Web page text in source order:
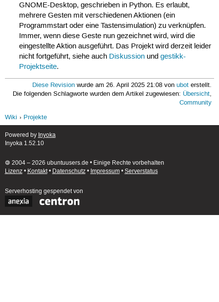
GNOME-Desktop, geschrieben in Python. Es erlaubt,
mehrere Gesten mit verschiedenen Aktionen (ein
Programmstart oder eine Tastensimulation) zu verknüpfen.
Immer, wenn diese Geste nun gezeichnet wird, wird die
eingestellte Aktion ausgeführt. Das Projekt wird derzeit leider
nicht fortgeführt, siehe auch Diskussion undgestikk-
Projektseite.
Diese Revision wurde am 26. April 2025 21:08 vonubot erstellt.
Die folgenden Schlagworte wurden dem Artikel zugewiesen: Übersicht,
Community
Wiki
Projekte
Powered by Inyoka
Inyoka 1.52.10
🄯 2004 – 2026 ubuntuusers.de • Einige Rechte vorbehalten
Lizenz• Kontakt• Datenschutz• Impressum• Serverstatus
Serverhosting gespendet von